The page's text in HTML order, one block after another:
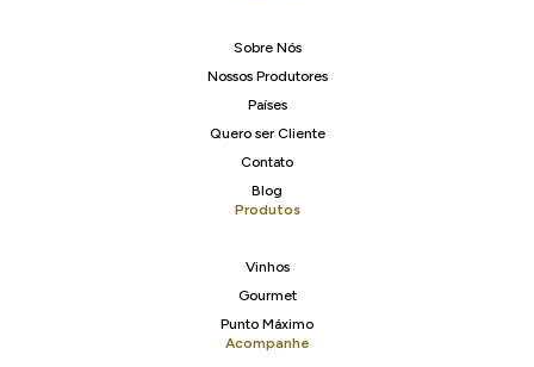
Sobre Nós
Nossos Produtores
Países
Quero ser Cliente
Contato
Blog
Produtos
Vinhos
Gourmet
Punto Máximo
Acompanhe